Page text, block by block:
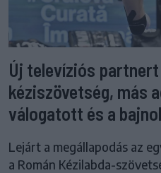
Új televíziós
kéziszövetség, más
válogatott és a
Lejárt a megállapodás az
a Román Kézilabda-